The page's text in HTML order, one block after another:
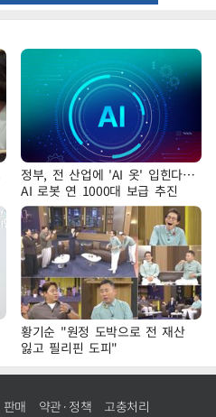
정부, 전 산업에 'AI 옷' 입힌다…
AI 로봇 연 1000대 보급 추진
황기순 "원정 도박으로 전 재산
잃고 필리핀 도피"
매 약관·정책 고충처리